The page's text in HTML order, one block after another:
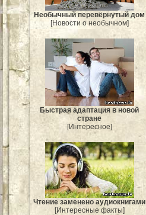
Необычный перевёрнутый дом
[Новости о необычном]
Быстрая адаптация в новой
стране
[Интересное]
Чтение заменено аудиокнигами
[Интересные факты]